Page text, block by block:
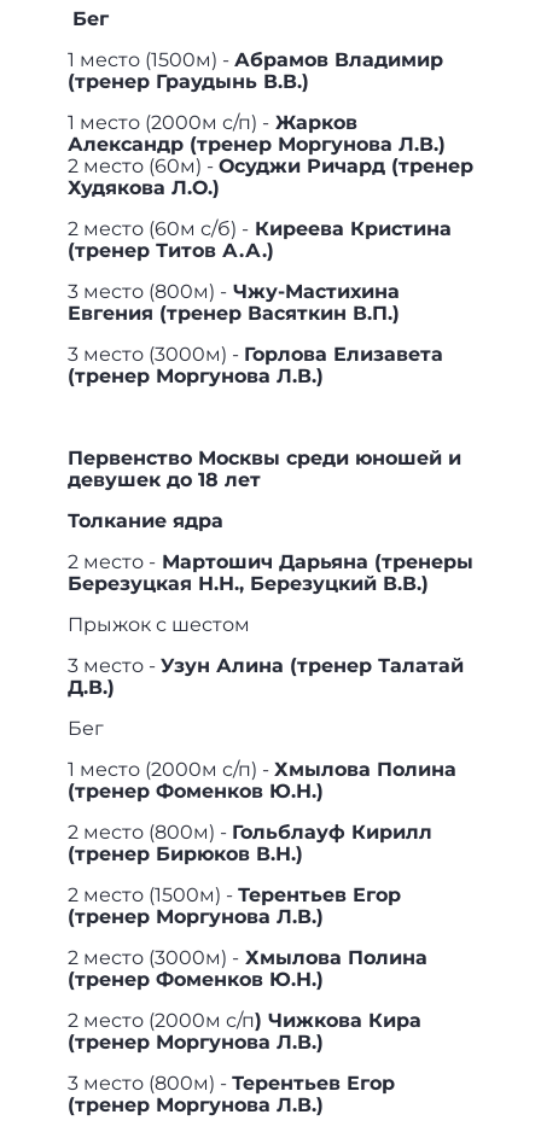
Бег
1 место (1500м) - Абрамов Владимир
(тренер Граудынь В.В.)
1 место (2000м с/п) -Жарков
Александр (тренер Моргунова Л.В.)
2 место (60м) - Осуджи Ричард (тренер
Худякова Л.О.)
2 место (60м с/б) -Киреева Кристина
(тренер Титов А.А.)
3 место (800м) -Чжу-Мастихина
Евгения (тренер Васяткин В.П.)
3 место (3000м) - Горлова Елизавета
(тренер Моргунова Л.В.)
Первенство Москвы среди юношей и
девушек до 18 лет
Толкание ядра
2 место -Мартошич Дарьяна (тренеры
Березуцкая Н.Н., Березуцкий В.В.)
Прыжок с шестом
3 место - Узун Алина (тренер Талатай
Д.В.)
Бег
1 место (2000м с/п) - Хмылова Полина
(тренер Фоменков Ю.Н.)
2 место (800м) - Гольблауф Кирилл
(тренер Бирюков В.Н.)
2 место (1500м) - Терентьев Егор
(тренер Моргунова Л.В.)
2 место (3000м) -Хмылова Полина
(тренер Фоменков Ю.Н.)
2 место (2000м с/п) Чижкова Кира
(тренер Моргунова Л.В.)
3 место (800м) - Терентьев Егор
(тренер Моргунова Л.В.)